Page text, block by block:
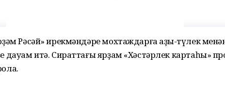
Рәсәй» ирекмәндәре мохтаждарға аҙыҡ-түлек
дауам итә. Сираттағы ярҙам «Хәстәрлек картаһы»